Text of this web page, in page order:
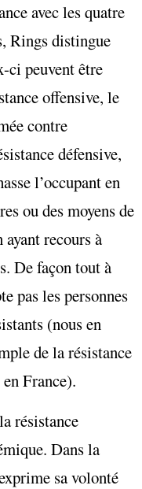
avec les quatre
Rings distingue
ci peuvent être
offensive, le
contre
défensive,
l’occupant en
ou des moyens de
recours à
De façon tout à
pas les personnes
(nous en
de la résistance
France).
résistance
Dans la
sa volonté